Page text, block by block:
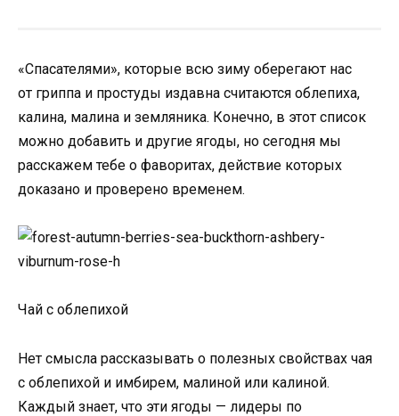
«Спасателями», которые всю зиму оберегают нас
от гриппа и простуды издавна считаются облепиха,
калина, малина и земляника. Конечно, в этот список
можно добавить и другие ягоды, но сегодня мы
расскажем тебе о фаворитах, действие которых
доказано и проверено временем.
Чай с облепихой
Нет смысла рассказывать о полезных свойствах чая
с облепихой и имбирем, малиной или калиной.
Каждый знает, что эти ягоды — лидеры по